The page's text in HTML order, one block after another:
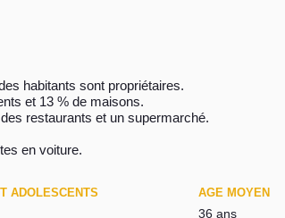
habitants sont propriétaires.
et 13 % de maisons.
restaurants et un supermarché.
en voiture.
ADOLESCENTS AGE MOYEN
36 ans